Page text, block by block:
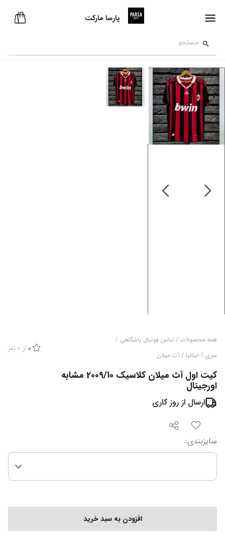
پارسا مارکت
همه محصولات / لباس فوتبال باشگاهی /
سری آ ایتالیا / آث میلان
0 از 0 نفر
کیت اول آث میلان کلاسیک 2009/10 مشابه
اورجینال
ارسال از روز کاری
سایزبندی:
افزودن به سبد خرید